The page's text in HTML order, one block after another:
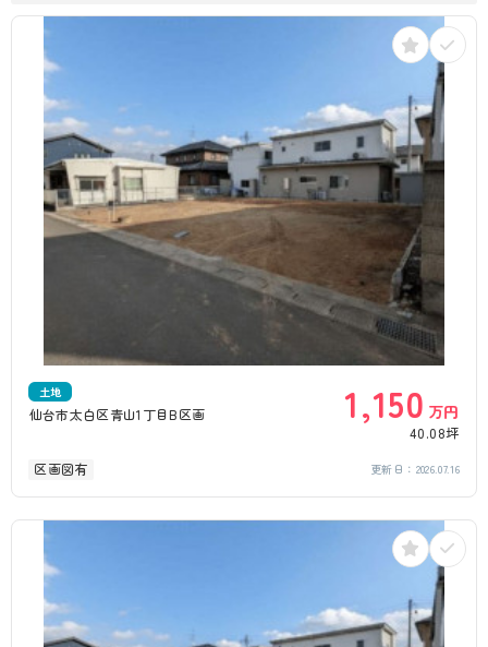
土地
仙台市太白区青山1丁目B区画 1,150 万円
40.08坪
区画図有
更新日： 2026.07.16